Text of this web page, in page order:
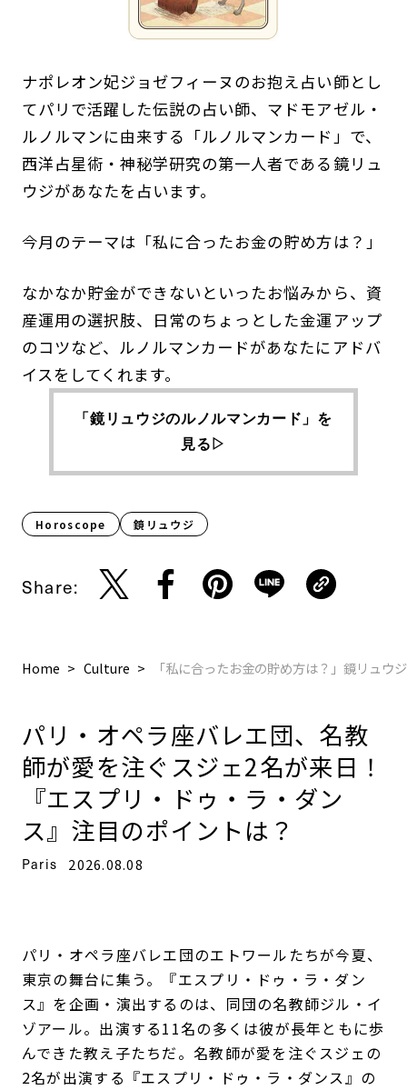
ナポレオン妃ジョゼフィーヌのお抱え占い師とし
てパリで活躍した伝説の占い師、マドモアゼル・
ルノルマンに由来する「ルノルマンカード」で、
西洋占星術・神秘学研究の第一人者である鏡リュ
ウジがあなたを占います。
今月のテーマは「私に合ったお金の貯め方は？」
なかなか貯金ができないといったお悩みから、資
産運用の選択肢、日常のちょっとした金運アップ
のコツなど、ルノルマンカードがあなたにアドバ
イスをしてくれます。
「鏡リュウジのルノルマンカード」を
見る▷
Horoscope 鏡リュウジ
Share:
Home Culture 「私に合ったお金の貯め方は？」鏡リュウ
パリ・オペラ座バレエ団、名教
師が愛を注ぐスジェ2名が来日！
『エスプリ・ドゥ・ラ・ダン
ス』注目のポイントは？
Paris 2026.08.08
パリ・オペラ座バレエ団のエトワールたちが今夏、
東京の舞台に集う。『エスプリ・ドゥ・ラ・ダン
ス』を企画・演出するのは、同団の名教師ジル・イ
ゾアール。出演する11名の多くは彼が長年ともに歩
んできた教え子たちだ。名教師が愛を注ぐスジェの
2名が出演する『エスプリ・ドゥ・ラ・ダンス』の